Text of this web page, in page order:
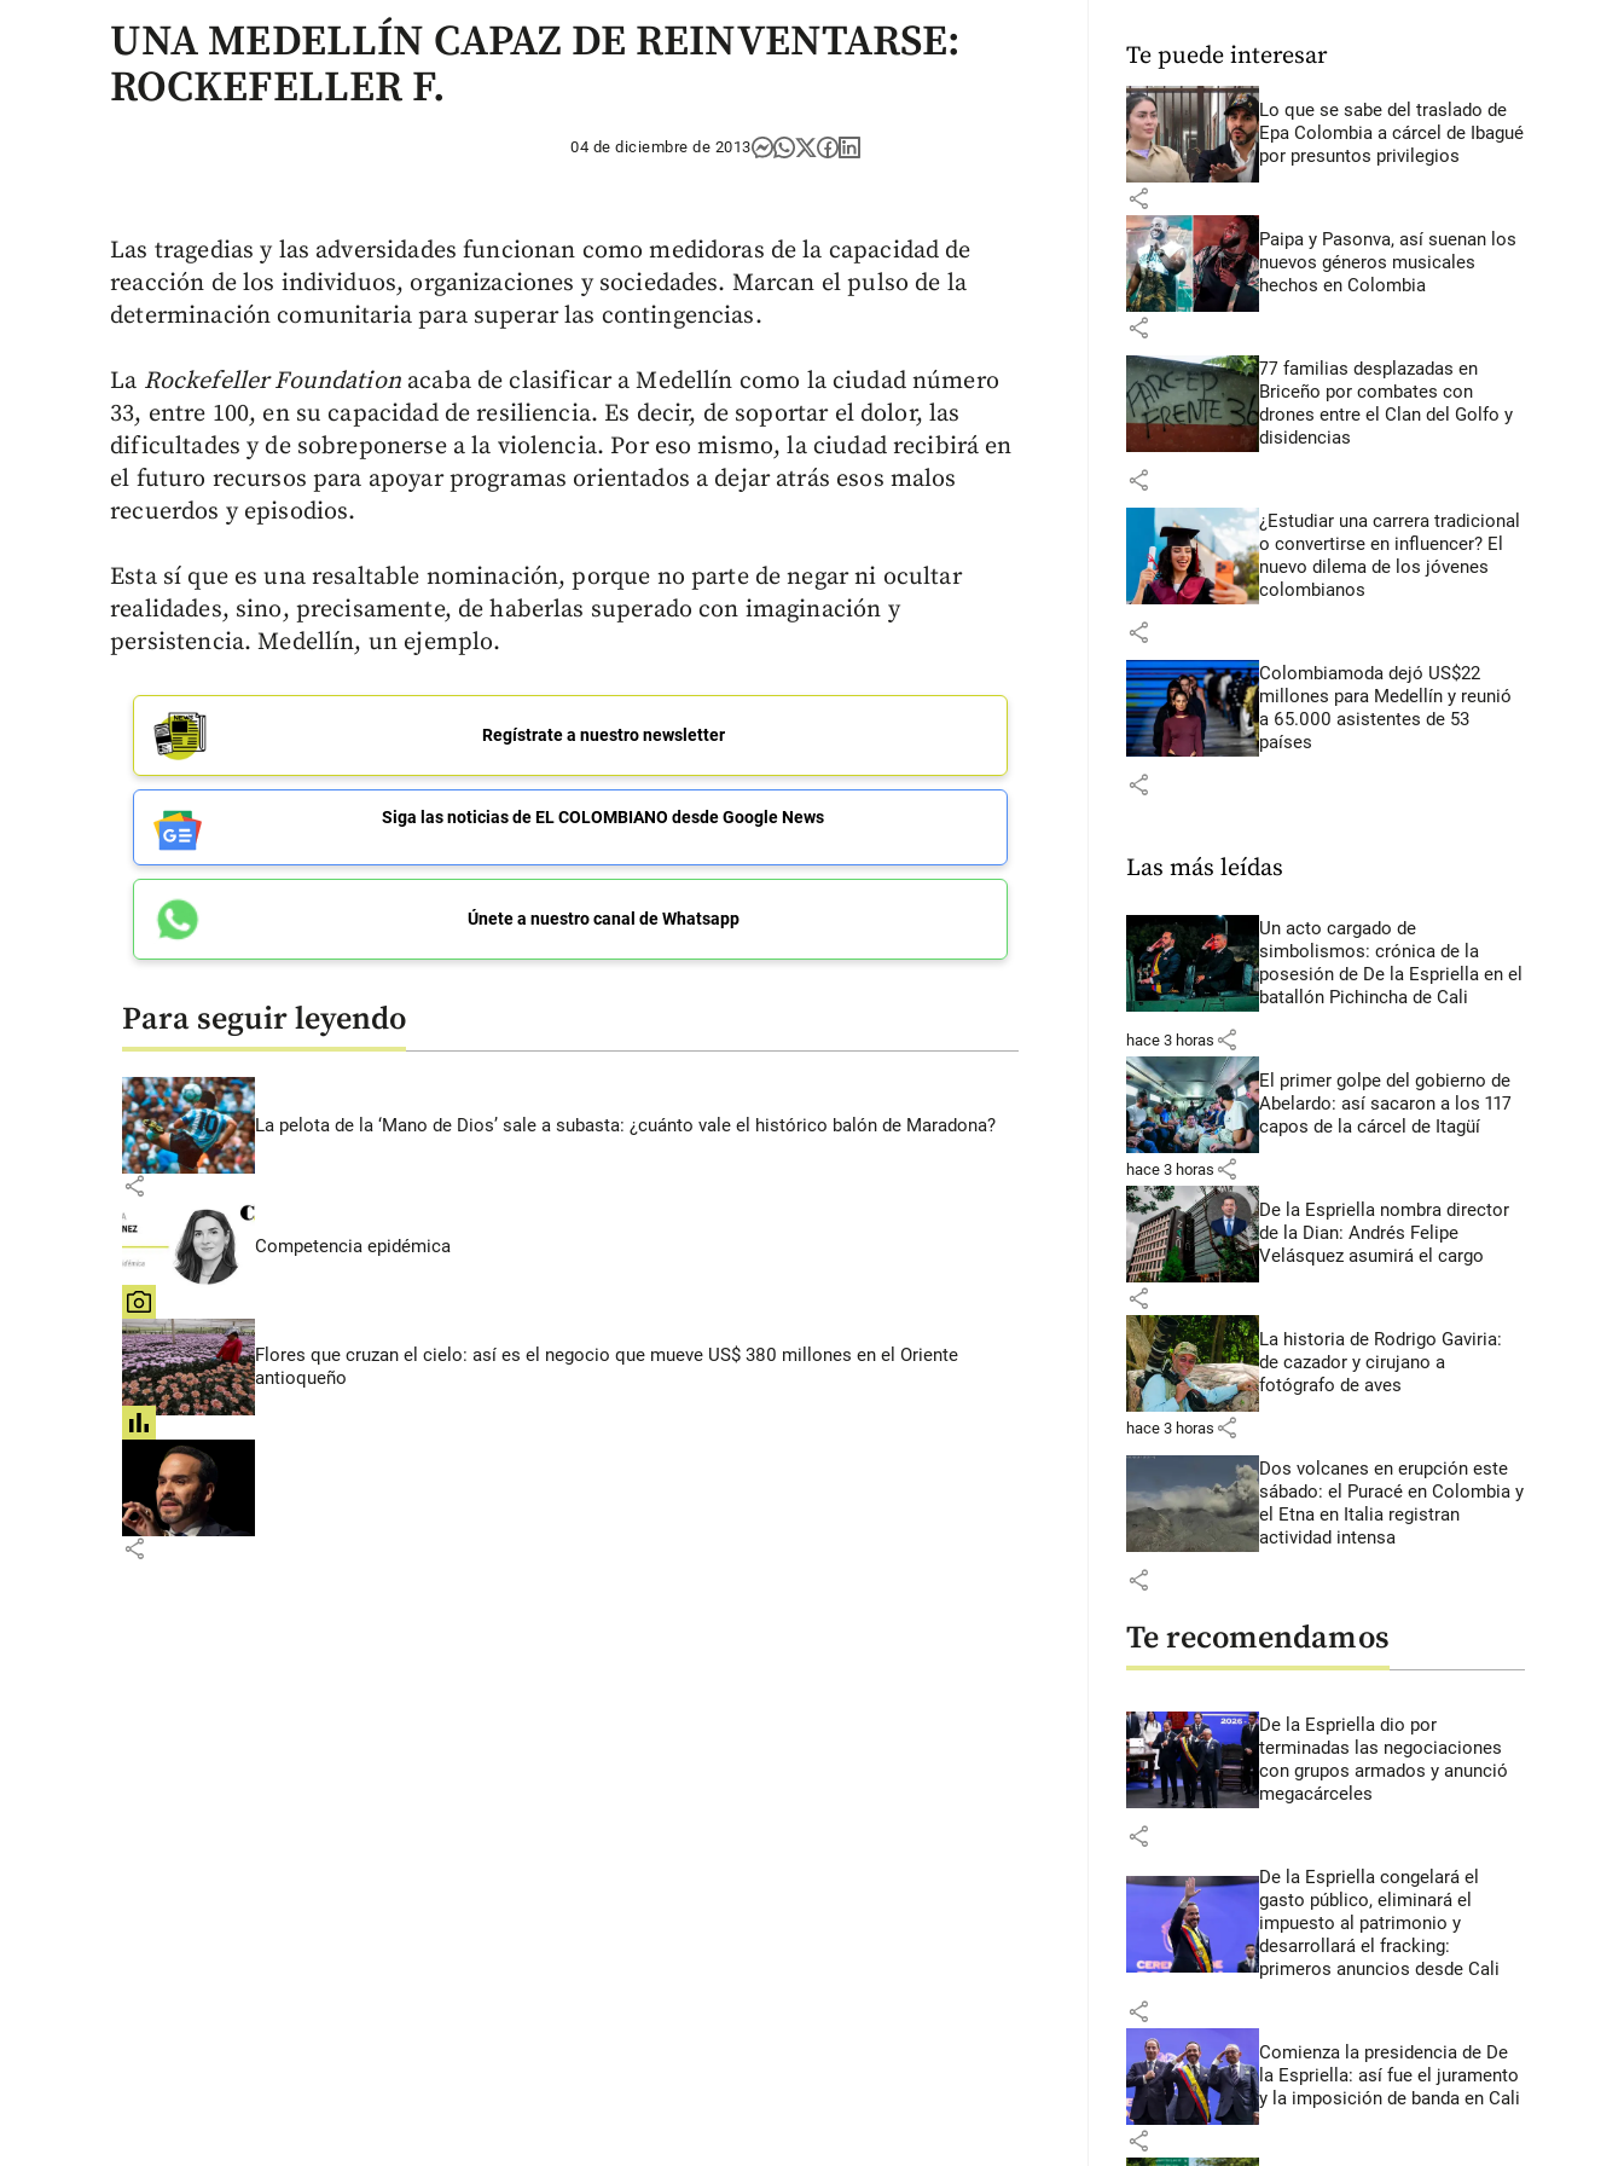
UNA MEDELLÍN CAPAZ DE REINVENTARSE:
ROCKEFELLER F.
04 de diciembre de 2013
Las tragedias y las adversidades funcionan como medidoras de la capacidad de
reacción de los individuos, organizaciones y sociedades. Marcan el pulso de la
determinación comunitaria para superar las contingencias.
La Rockefeller Foundationacaba de clasificar a Medellín como la ciudad número
33, entre 100, en su capacidad de resiliencia. Es decir, de soportar el dolor, las
dificultades y de sobreponerse a la violencia. Por eso mismo, la ciudad recibirá en
el futuro recursos para apoyar programas orientados a dejar atrás esos malos
recuerdos y episodios.
Esta sí que es una resaltable nominación, porque no parte de negar ni ocultar
realidades, sino, precisamente, de haberlas superado con imaginación y
persistencia. Medellín, un ejemplo.
Regístrate a nuestro newsletter
Siga las noticias de EL COLOMBIANO desde Google News
Únete a nuestro canal de Whatsapp
Para seguir leyendo
La pelota de la ‘Mano de Dios’ sale a subasta: ¿cuánto vale el histórico balón de Maradona?
share
Competencia epidémica
share
Flores que cruzan el cielo: así es el negocio que mueve US$ 380 millones en el Oriente
antioqueño
share
share
Te puede interesar
Lo que se sabe del traslado de
Epa Colombia a cárcel de Ibagué
por presuntos privilegios
share
Paipa y Pasonva, así suenan los
nuevos géneros musicales
hechos en Colombia
share
77 familias desplazadas en
Briceño por combates con
drones entre el Clan del Golfo y
disidencias
share
¿Estudiar una carrera tradicional
o convertirse en influencer? El
nuevo dilema de los jóvenes
colombianos
share
Colombiamoda dejó US$22
millones para Medellín y reunió
a 65.000 asistentes de 53
países
share
Las más leídas
Un acto cargado de
simbolismos: crónica de la
posesión de De la Espriella en el
batallón Pichincha de Cali
hace 3 horas share
El primer golpe del gobierno de
Abelardo: así sacaron a los 117
capos de la cárcel de Itagüí
hace 3 horas share
De la Espriella nombra director
de la Dian: Andrés Felipe
Velásquez asumirá el cargo
share
La historia de Rodrigo Gaviria:
de cazador y cirujano a
fotógrafo de aves
hace 3 horas share
Dos volcanes en erupción este
sábado: el Puracé en Colombia y
el Etna en Italia registran
actividad intensa
share
Te recomendamos
De la Espriella dio por
terminadas las negociaciones
con grupos armados y anunció
megacárceles
share
De la Espriella congelará el
gasto público, eliminará el
impuesto al patrimonio y
desarrollará el fracking:
primeros anuncios desde Cali
share
Comienza la presidencia de De
la Espriella: así fue el juramento
y la imposición de banda en Cali
share